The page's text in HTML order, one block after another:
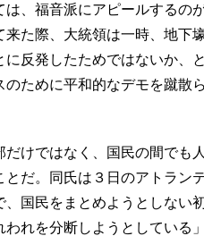
、福音派にアピールするの
来た際、大統領は一時、地下
に反発したためではないか、
のために平和的なデモを蹴散
けではなく、国民の間でも
とだ。同氏は３日のアトラン
、国民をまとめようとしない
れを分断しようとしている